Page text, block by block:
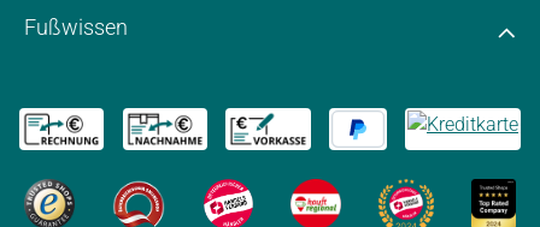
Fußwissen